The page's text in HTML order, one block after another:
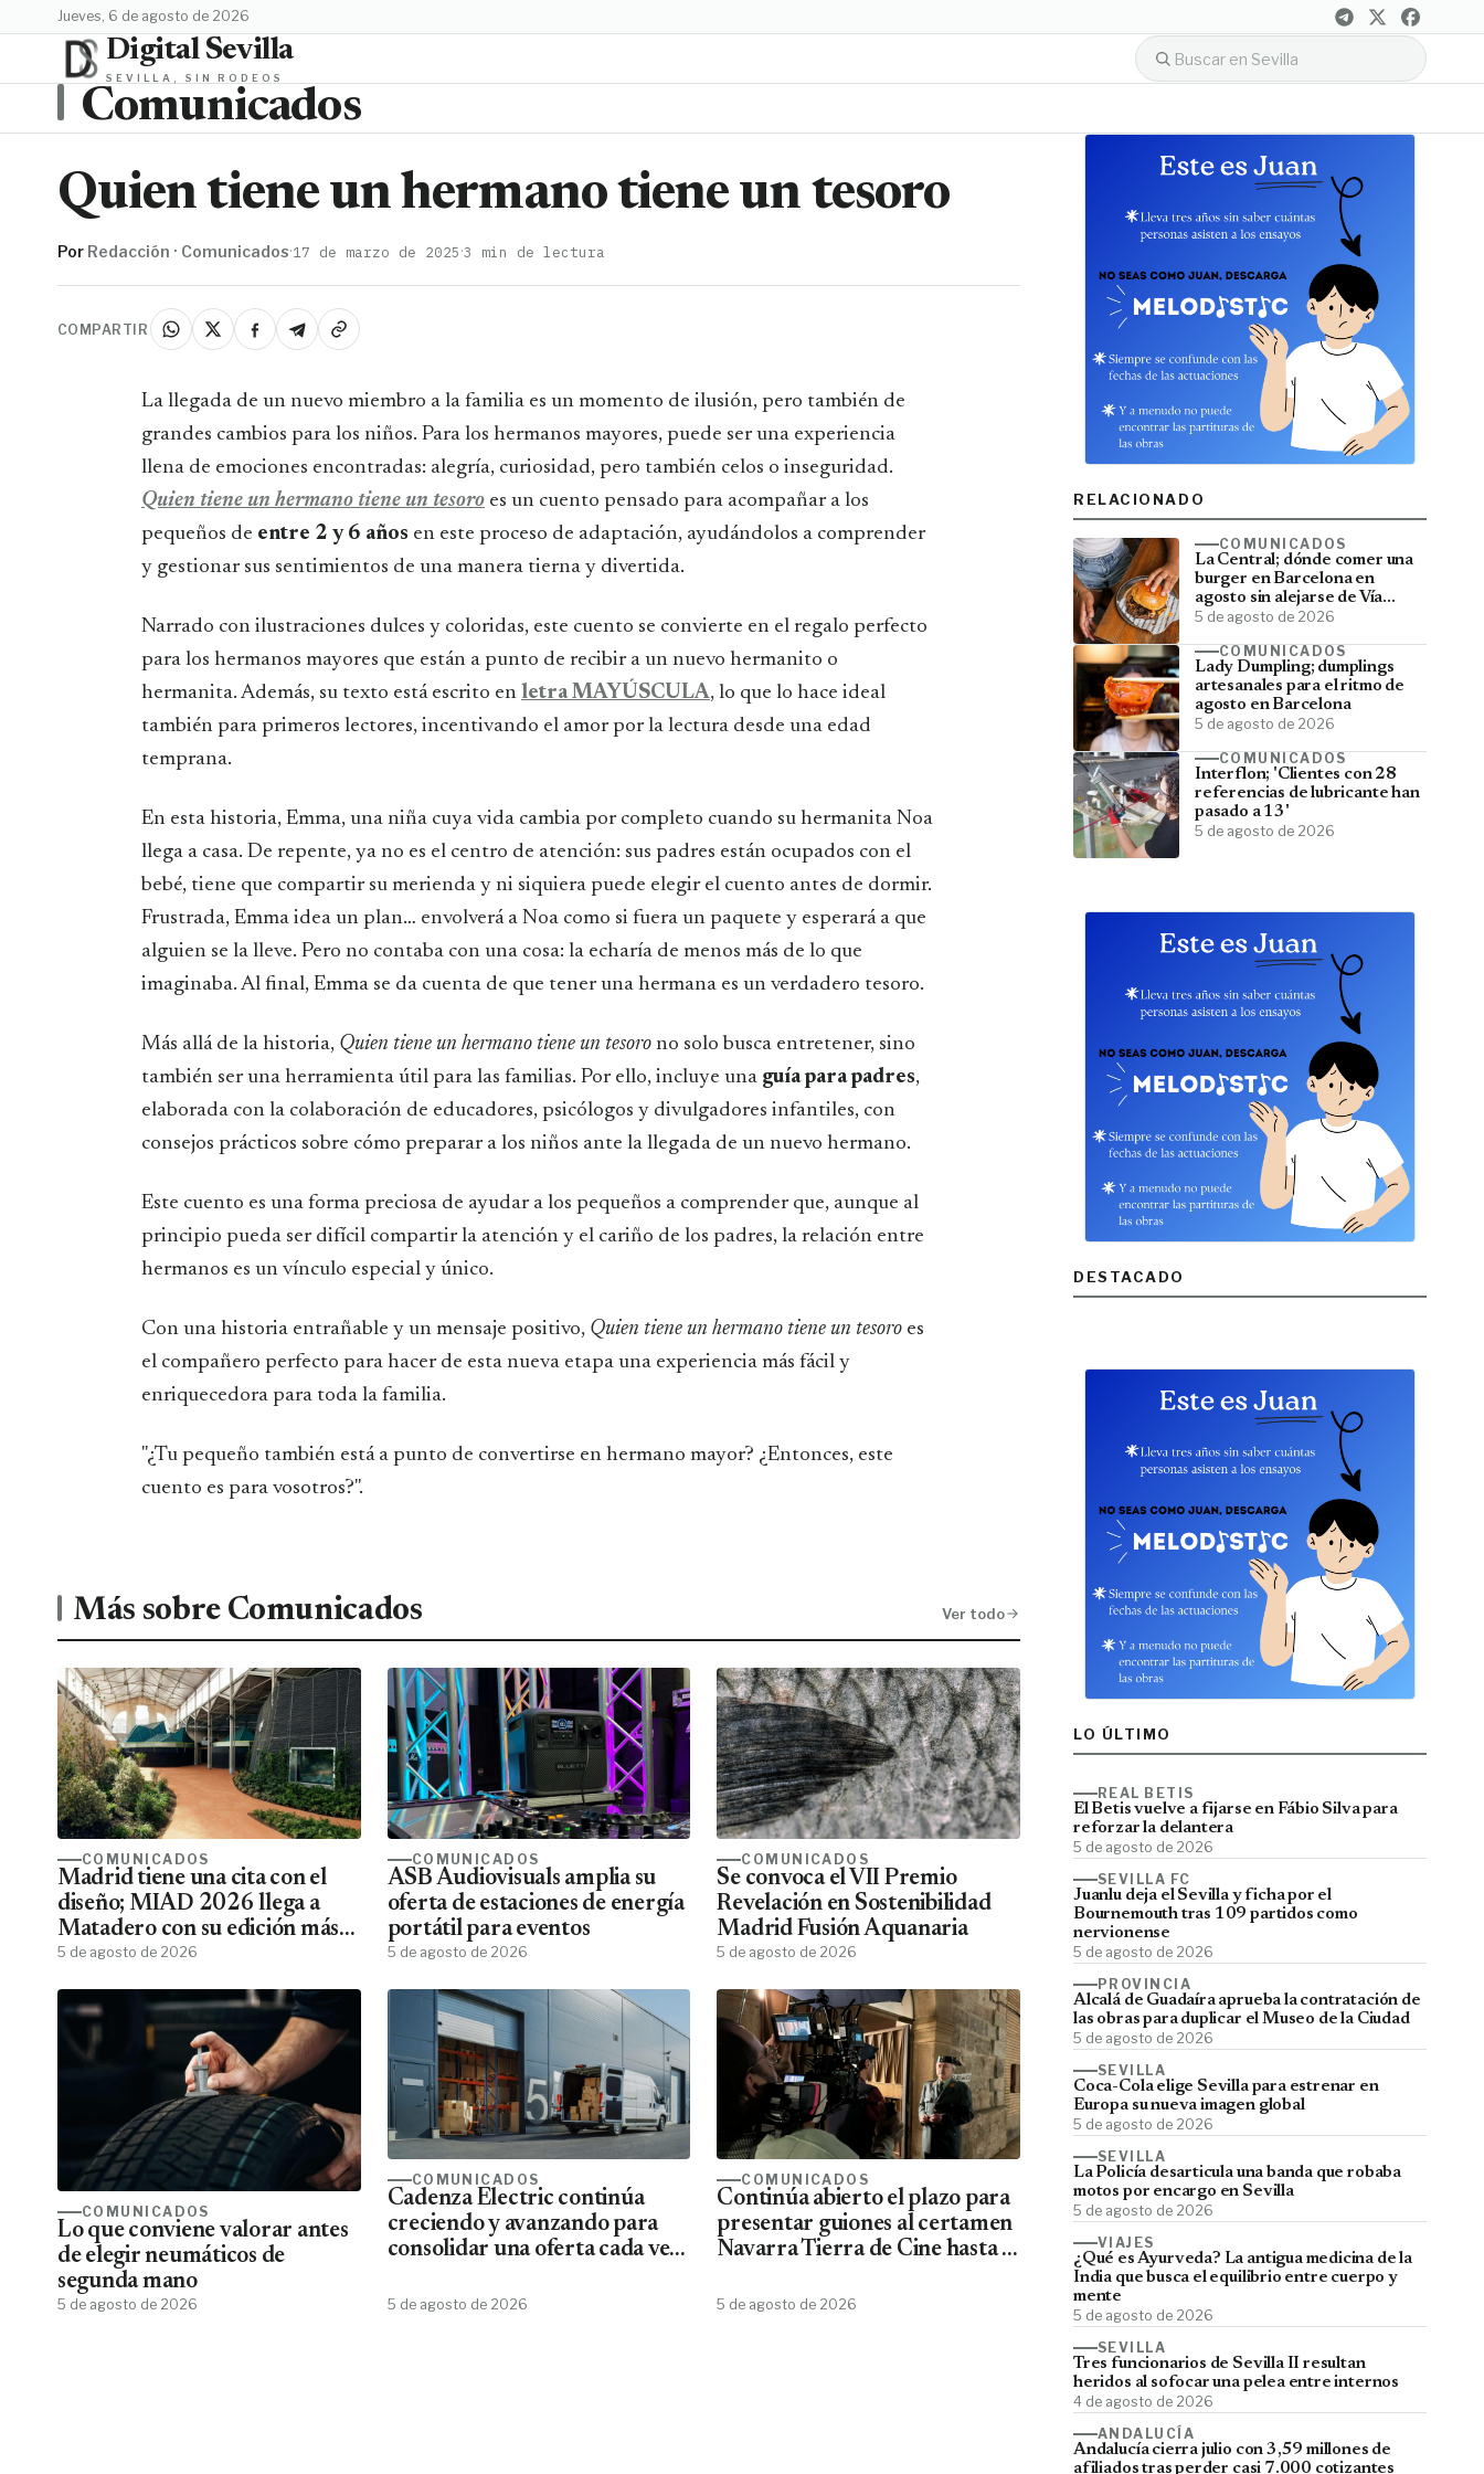
jueves, 6 de agosto de 2026
Digital Sevilla
SEVILLA, SIN RODEOS
Comunicados
Quien tiene un hermano tiene un tesoro
Por Redacción · Comunicados·17 de marzo de 2025·3 min de lectura
COMPARTIR
La llegada de un nuevo miembro a la familia es un momento de ilusión, pero también de
grandes cambios para los niños. Para los hermanos mayores, puede ser una experiencia
llena de emociones encontradas: alegría, curiosidad, pero también celos o inseguridad.
Quien tiene un hermano tiene un tesoro es un cuento pensado para acompañar a los
pequeños de entre 2 y 6 años en este proceso de adaptación, ayudándolos a comprender
y gestionar sus sentimientos de una manera tierna y divertida.
Narrado con ilustraciones dulces y coloridas, este cuento se convierte en el regalo perfecto
para los hermanos mayores que están a punto de recibir a un nuevo hermanito o
hermanita. Además, su texto está escrito en letra MAYÚSCULA, lo que lo hace ideal
también para primeros lectores, incentivando el amor por la lectura desde una edad
temprana.
En esta historia, Emma, una niña cuya vida cambia por completo cuando su hermanita Noa
llega a casa. De repente, ya no es el centro de atención: sus padres están ocupados con el
bebé, tiene que compartir su merienda y ni siquiera puede elegir el cuento antes de dormir.
Frustrada, Emma idea un plan… envolverá a Noa como si fuera un paquete y esperará a que
alguien se la lleve. Pero no contaba con una cosa: la echaría de menos más de lo que
imaginaba. Al final, Emma se da cuenta de que tener una hermana es un verdadero tesoro.
Más allá de la historia, Quien tiene un hermano tiene un tesoro no solo busca entretener, sino
también ser una herramienta útil para las familias. Por ello, incluye una guía para padres,
elaborada con la colaboración de educadores, psicólogos y divulgadores infantiles, con
consejos prácticos sobre cómo preparar a los niños ante la llegada de un nuevo hermano.
Este cuento es una forma preciosa de ayudar a los pequeños a comprender que, aunque al
principio pueda ser difícil compartir la atención y el cariño de los padres, la relación entre
hermanos es un vínculo especial y único.
Con una historia entrañable y un mensaje positivo, Quien tiene un hermano tiene un tesoro es
el compañero perfecto para hacer de esta nueva etapa una experiencia más fácil y
enriquecedora para toda la familia.
''¿Tu pequeño también está a punto de convertirse en hermano mayor? ¿Entonces, este
cuento es para vosotros?''.
Más sobre Comunicados Ver todo
COMUNICADOS
Madrid tiene una cita con el
diseño; MIAD 2026 llega a
Matadero con su edición más
ambiciosa
5 de agosto de 2026
COMUNICADOS
ASB Audiovisuals amplia su
oferta de estaciones de energía
portátil para eventos
5 de agosto de 2026
COMUNICADOS
Se convoca el VII Premio
Revelación en Sostenibilidad
Madrid Fusión Aquanaria
5 de agosto de 2026
COMUNICADOS
Lo que conviene valorar antes
de elegir neumáticos de
segunda mano
5 de agosto de 2026
COMUNICADOS
Cadenza Electric continúa
creciendo y avanzando para
consolidar una oferta cada vez
eléctrico Schneider
5 de agosto de 2026
COMUNICADOS
Continúa abierto el plazo para
presentar guiones al certamen
Navarra Tierra de Cine hasta el
5 de agosto de 2026
RELACIONADO
COMUNICADOS
La Central; dónde comer una
burger en Barcelona en
agosto sin alejarse de Vía
Laietana
5 de agosto de 2026
COMUNICADOS
Lady Dumpling; dumplings
artesanales para el ritmo de
agosto en Barcelona
5 de agosto de 2026
COMUNICADOS
Interflon; 'Clientes con 28
referencias de lubricante han
pasado a 13'
5 de agosto de 2026
DESTACADO
LO ÚLTIMO
REAL BETIS
El Betis vuelve a fijarse en Fábio Silva para
reforzar la delantera
5 de agosto de 2026
SEVILLA FC
Juanlu deja el Sevilla y ficha por el
Bournemouth tras 109 partidos como
nervionense
5 de agosto de 2026
PROVINCIA
Alcalá de Guadaíra aprueba la contratación de
las obras para duplicar el Museo de la Ciudad
5 de agosto de 2026
SEVILLA
Coca-Cola elige Sevilla para estrenar en
Europa su nueva imagen global
5 de agosto de 2026
SEVILLA
La Policía desarticula una banda que robaba
motos por encargo en Sevilla
5 de agosto de 2026
VIAJES
¿Qué es Ayurveda? La antigua medicina de la
India que busca el equilibrio entre cuerpo y
mente
5 de agosto de 2026
SEVILLA
Tres funcionarios de Sevilla II resultan
heridos al sofocar una pelea entre internos
4 de agosto de 2026
ANDALUCÍA
Andalucía cierra julio con 3,59 millones de
afiliados tras perder casi 7.000 cotizantes